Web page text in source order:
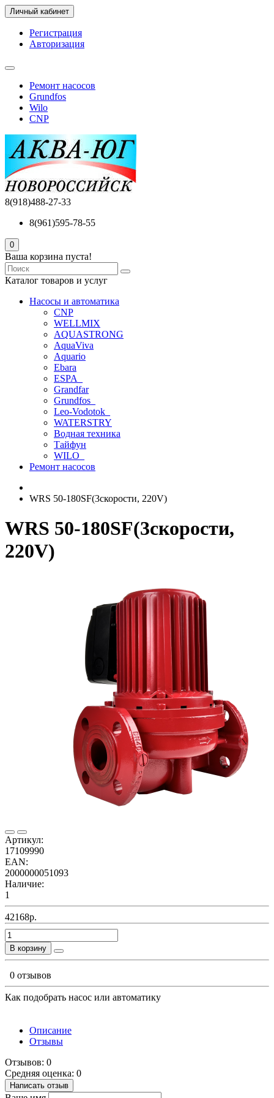
Личный кабинет
Регистрация
Авторизация
Ремонт насосов
Grundfos
Wilo
CNP
8(918)488-27-33
8(961)595-78-55
0
Ваша корзина пуста!
Каталог товаров и услуг
Насосы и автоматика
CNP
WELLMIX
AQUASTRONG
AquaViva
Aquario
Ebara
ESPA_
Grandfar
Grundfos_
Leo-Vodotok_
WATERSTRY
Водная техника
Тайфун
WILO_
Ремонт насосов
WRS 50-180SF(3скорости, 220V)
WRS 50-180SF(3скорости,
220V)
Артикул:
17109990
EAN:
2000000051093
Наличие:
1
42168р.
В корзину
0 отзывов
Как подобрать насос или автоматику
Описание
Отзывы
Отзывов: 0
Средняя оценка: 0
Написать отзыв